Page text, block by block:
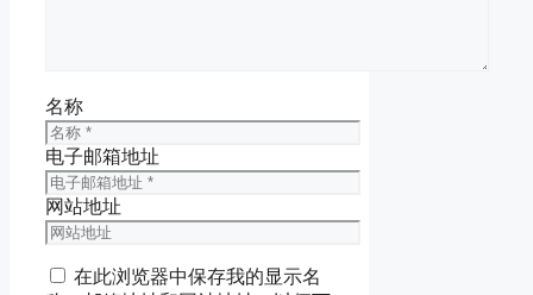
名称
电子邮箱地址
网站地址
在此浏览器中保存我的显示名